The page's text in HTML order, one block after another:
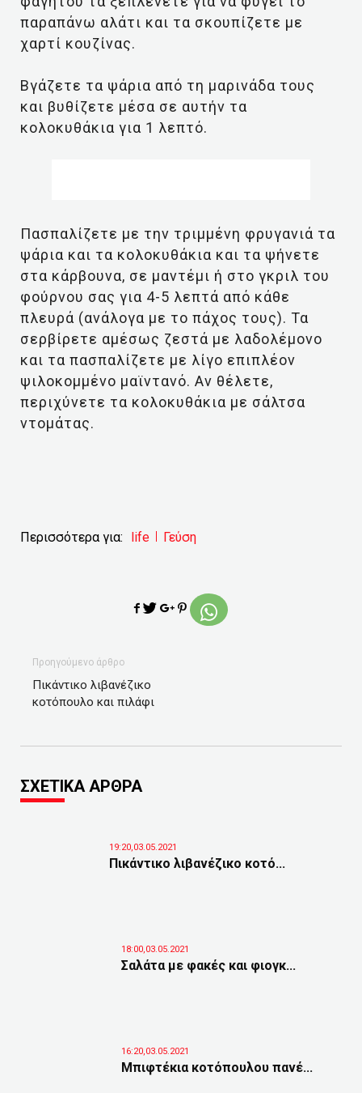
παραπάνω αλάτι και τα σκουπίζετε με
χαρτί κουζίνας.
Βγάζετε τα ψάρια από τη μαρινάδα τους
και βυθίζετε μέσα σε αυτήν τα
κολοκυθάκια για 1 λεπτό.
Πασπαλίζετε με την τριμμένη φρυγανιά τα
ψάρια και τα κολοκυθάκια και τα ψήνετε
στα κάρβουνα, σε μαντέμι ή στο γκριλ του
φούρνου σας για 4-5 λεπτά από κάθε
πλευρά (ανάλογα με το πάχος τους). Τα
σερβίρετε αμέσως ζεστά με λαδολέμονο
και τα πασπαλίζετε με λίγο επιπλέον
ψιλοκομμένο μαϊντανό. Αν θέλετε,
περιχύνετε τα κολοκυθάκια με σάλτσα
ντομάτας.
Περισσότερα για: life Γεύση
Προηγούμενο άρθρο
Πικάντικο λιβανέζικο
κοτόπουλο και πιλάφι
ΣΧΕΤΙΚΑ ΑΡΘΡΑ
19:20,03.05.2021
Πικάντικο λιβανέζικο κοτό...
18:00,03.05.2021
Σαλάτα με φακές και φιογκ...
16:20,03.05.2021
Μπιφτέκια κοτόπουλου πανέ...